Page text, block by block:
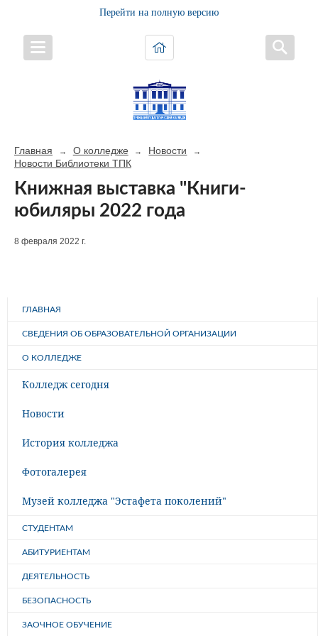
Перейти на полную версию
Главная → О колледже → Новости →
Новости Библиотеки ТПК
Книжная выставка "Книги-
юбиляры 2022 года
8 февраля 2022 г.
ГЛАВНАЯ
СВЕДЕНИЯ ОБ ОБРАЗОВАТЕЛЬНОЙ ОРГАНИЗАЦИИ
О КОЛЛЕДЖЕ
Колледж сегодня
Новости
История колледжа
Фотогалерея
Музей колледжа "Эстафета поколений"
СТУДЕНТАМ
АБИТУРИЕНТАМ
ДЕЯТЕЛЬНОСТЬ
БЕЗОПАСНОСТЬ
ЗАОЧНОЕ ОБУЧЕНИЕ